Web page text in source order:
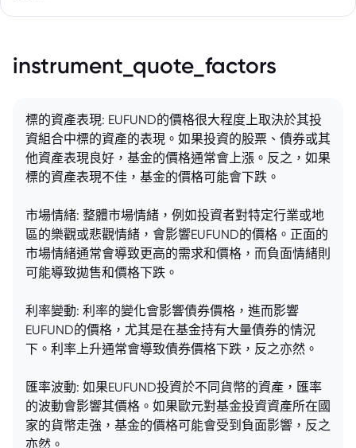
instrument_quote_factors
標的資產表現: EUFUND的價格很大程度上取決於其投
資組合中標的資產的表現。如果投資的股票、債券或其
他資產表現良好，基金的價格通常會上漲。反之，如果
標的資產表現不佳，基金的價格可能會下跌。
市場情緒: 整體市場情緒，例如投資者對特定行業或地
區的樂觀或悲觀情緒，會影響EUFUND的價格。正面的
市場情緒通常會導致更高的需求和價格，而負面情緒則
可能導致拋售和價格下跌。
利率變動: 利率的變化會影響債券價格，進而影響
EUFUND的價格，尤其是在基金持有大量債券的情況
下。利率上升通常會導致債券價格下跌，反之亦然。
匯率波動: 如果EUFUND投資於不同貨幣的資產，匯率
的波動會影響其價格。如果歐元對基金投資資產所在國
家的貨幣走強，基金的價格可能會受到負面影響，反之
亦然。